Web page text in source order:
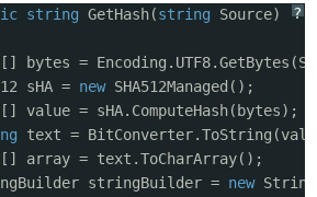
?
string GetHash(string
Source)
[] bytes =
sHA = new SHA512Managed();
[] value = sHA.ComputeHash(bytes);
text =
[] array = text.ToCharArray();
stringBuilder = new